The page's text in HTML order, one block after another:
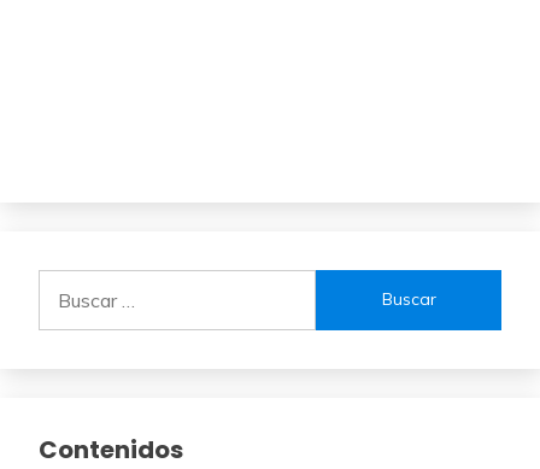
Contenidos